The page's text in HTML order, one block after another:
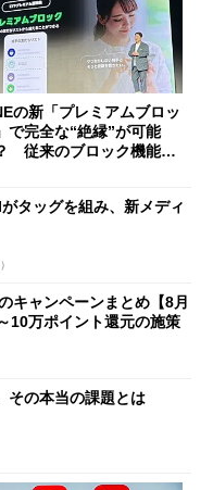
の新「プレミアムブロッ
で完全な“絶縁”が可能
従来のブロック機能と
タッグを組み、新メディ
キャンペーンまとめ【8月
万ポイント還元の施策
その本当の課題とは